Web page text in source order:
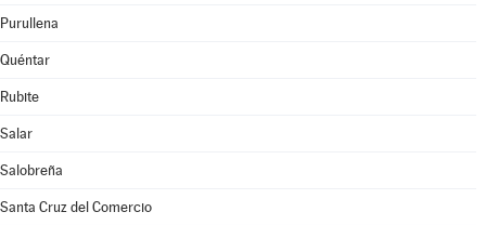
Purullena
Quéntar
Rubite
Salar
Salobreña
Santa Cruz del Comercio